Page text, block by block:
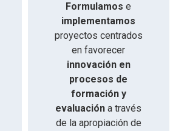
Formulamos e
implementamos
proyectos centrados
en favorecer
innovación en
procesos de
formación y
evaluación a través
de la apropiación de